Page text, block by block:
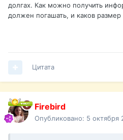
долгах. Как можно получить
должен погашать, и каков размер
Цитата
Firebird
Опубликовано: 5 октября